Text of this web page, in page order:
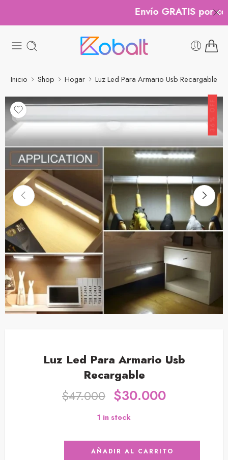
Envío GRATIS por
Inicio Shop Hogar Luz Led Para Armario Usb Recargable
36% OFF
Luz Led Para Armario Usb
Recargable
$47.000 $30.000
1 in stock
AÑADIR AL CARRITO